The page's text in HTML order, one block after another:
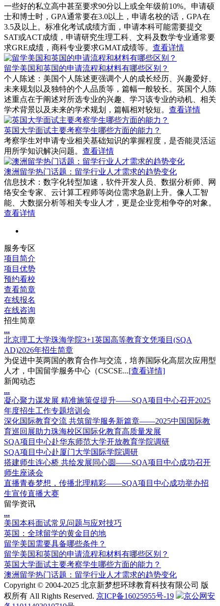
一些好的私立高中甚至要求90分以上或全年级前10%。申请硕
士和博士时，GPA通常要在3.0以上，申请名校的话，GPA在
3.5及以上。标准化考试成绩方面，申请本科可能需要提交
SAT或ACT成绩，申请研究生理工科、文科及数学专业通常要
求GRE成绩，商科专业要求GMAT成绩等。 查看详情
留学美国和英国的申请流程和材料有哪些区别？
个人陈述：美国个人陈述更强调个人的成长经历、兴趣爱好、
未来规划以及独特的个人品质等，篇幅一般较长。英国个人陈
述重点在于阐述对所选专业的兴趣、学习该专业的动机、相关
学术背景以及未来的学术规划，篇幅相对较短。 查看详情
英国大学面试主要考察学生哪些方面的能力？
考察学生对申请专业相关基础知识的掌握程度，是否能灵活运
用所学知识解决问题。 查看详情
澳洲留学热门话题：留学行业人才需求的趋势变化
信息技术：数字化转型加速，软件开发人员、数据分析师、网
络安全专家、云计算工程师等岗位需求急剧上升。像人工智
能、大数据分析等相关专业人才，更是企业竞相争夺的对象。
查看详情
服务专区
项目简介
项目优势
预约看校
查看简章
在线报名
在线咨询
招生简章
...
北京理工大学珠海学院3+1英国高等教育文凭项目(SQA
AD)2026年招生简章
为促进中英两国的教育合作与交流，培养国际化高层次应用型
人才，中国留学服务中心（CSCSE...[查看详情]
新闻动态
...
凝心聚力谋发展 精准施策促提升——SQA项目中心召开2025
年度招生工作专题培训会
深化国际教育交流 共筑留学服务新篇章——2025中国国际教
育巡回展助力珠海校区国际化教育高质量发展
SQA项目中心赴华东师范大学开放教育学院调研
SQA项目中心赴厦门大学国际学院调研
搭建师生连心桥 共绘发展同心圆——SQA项目中心成功召开
师生座谈会
直播青春梦想，传播北理精彩——SQA项目中心成功举办招
生宣传直播大赛
留学资讯
...
美国本科面试常见问题与应对技巧
英国：全球留学的黄金目的地
留学美国需要具备哪些条件？
留学美国和英国的申请流程和材料有哪些区别？
英国大学面试主要考察学生哪些方面的能力？
澳洲留学热门话题：留学行业人才需求的趋势变化
Copyright © 2004-2025 北京新梦想环球教育科技有限公司 版
权所有 All Rights Reserved. 京ICP备16025955号-19
京公网安